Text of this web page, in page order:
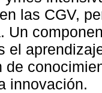
las CGV,
Un
el
de
innovación.